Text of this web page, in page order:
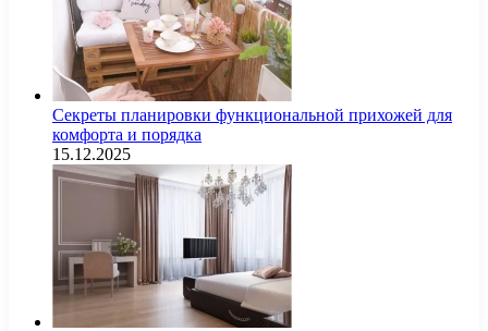
Секреты планировки функциональной прихожей для
комфорта и порядка
15.12.2025